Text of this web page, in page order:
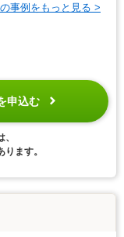
事例をもっと見る >
申込む
ます。